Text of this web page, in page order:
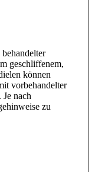
geschliffenem,
können
vorbehandelter
nach
zu